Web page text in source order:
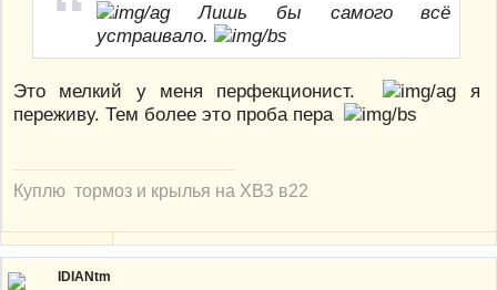
Лишь бы самого всё
устраивало.
Это мелкий у меня перфекционист.
я
переживу. Тем более это проба пера
Куплю тормоз и крылья на ХВЗ в22
IDIANtm